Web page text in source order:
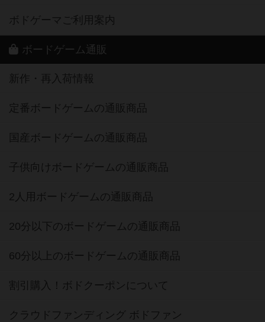
ボドゲーマご利用案内
ボードゲーム通販
新作・再入荷情報
定番ボードゲームの通販商品
国産ボードゲームの通販商品
子供向けボードゲームの通販商品
2人用ボードゲームの通販商品
20分以下のボードゲームの通販商品
60分以上のボードゲームの通販商品
割引購入！ボドクーポンについて
クラウドファンディング ボドファン